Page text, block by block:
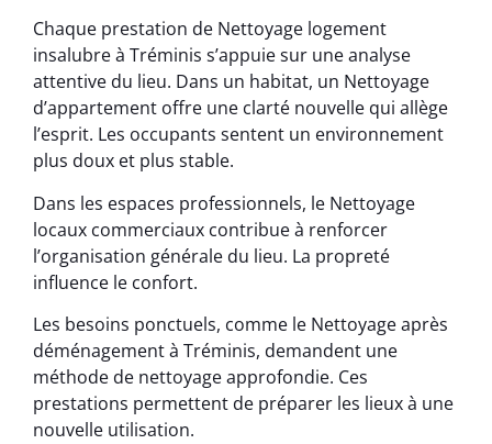
Chaque prestation de Nettoyage logement
insalubre à Tréminis s’appuie sur une analyse
attentive du lieu. Dans un habitat, un Nettoyage
d’appartement offre une clarté nouvelle qui allège
l’esprit. Les occupants sentent un environnement
plus doux et plus stable.
Dans les espaces professionnels, le Nettoyage
locaux commerciaux contribue à renforcer
l’organisation générale du lieu. La propreté
influence le confort.
Les besoins ponctuels, comme le Nettoyage après
déménagement à Tréminis, demandent une
méthode de nettoyage approfondie. Ces
prestations permettent de préparer les lieux à une
nouvelle utilisation.